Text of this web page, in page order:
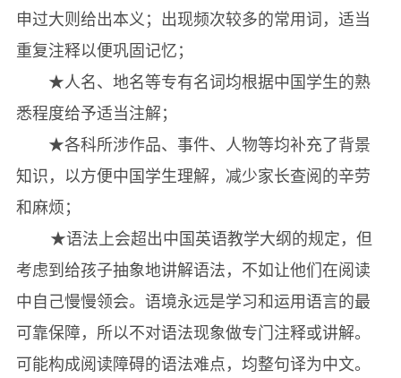
申过大则给出本义；出现频次较多的常用词，适当
重复注释以便巩固记忆；
★人名、地名等专有名词均根据中国学生的熟
悉程度给予适当注解；
★各科所涉作品、事件、人物等均补充了背景
知识，以方便中国学生理解，减少家长查阅的辛劳
和麻烦；
★语法上会超出中国英语教学大纲的规定，但
考虑到给孩子抽象地讲解语法，不如让他们在阅读
中自己慢慢领会。语境永远是学习和运用语言的最
可靠保障，所以不对语法现象做专门注释或讲解。
可能构成阅读障碍的语法难点，均整句译为中文。